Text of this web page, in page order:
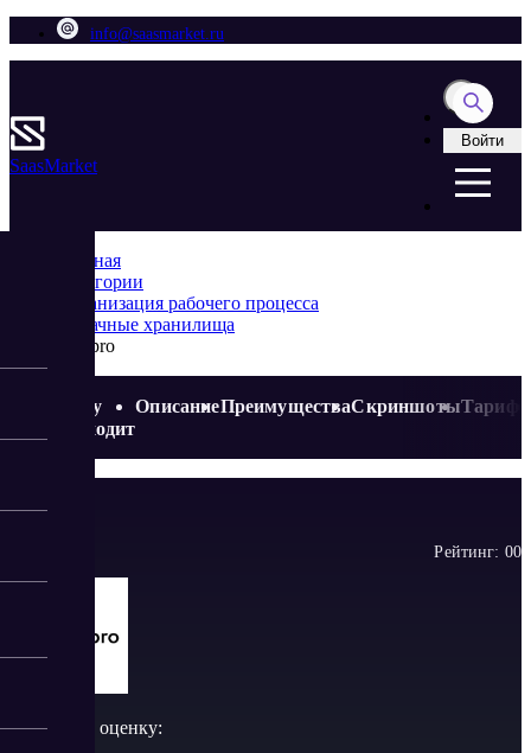
info@saasmarket.ru
SaasMarket
Войти
Главная
Категории
Организация рабочего процесса
Облачные хранилища
Site.pro
Кому
подходит
ОписаниеПреимуществаСкриншоты
Рейтинг: 00
Поставить оценку: